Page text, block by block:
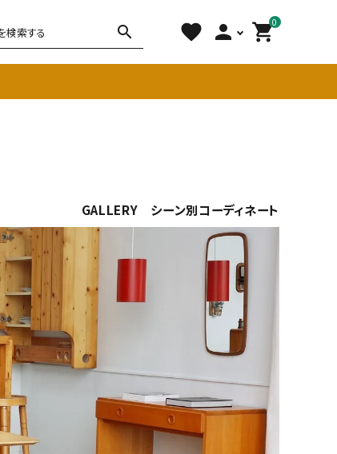
search favorite person 0
shopping_cart
GALLERY シーン別コーディネート